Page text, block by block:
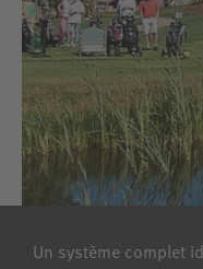
Un système complet